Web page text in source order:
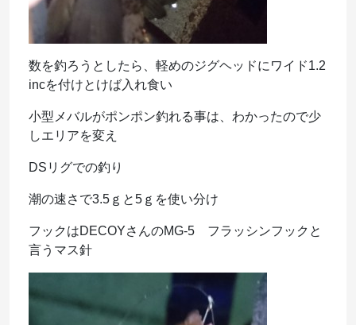
数を釣ろうとしたら、軽めのジグヘッドにワイド1.2
incを付けとけば入れ食い
小型メバルがポンポン釣れる事は、わかったので少
しエリアを変え
DSリグでの釣り
潮の速さで3.5ｇと5ｇを使い分け
フックはDECOYさんのMG-5 フラッシンフックと
言うマス針